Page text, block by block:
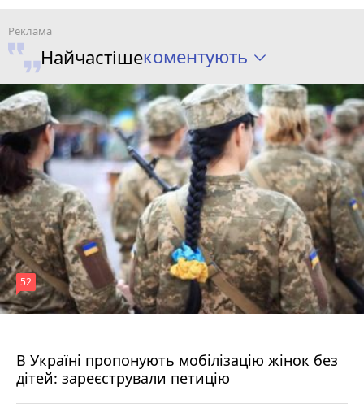
Найчастішекоментують
В Україні пропонують мобілізацію жінок без
дітей: зареєстрували петицію
52